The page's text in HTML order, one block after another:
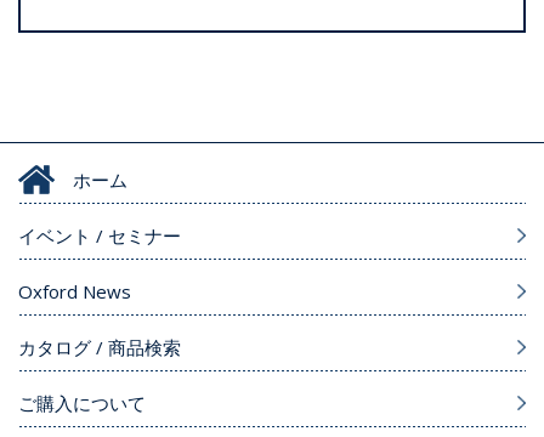
ホーム
イベント / セミナー
Oxford News
カタログ / 商品検索
ご購入について